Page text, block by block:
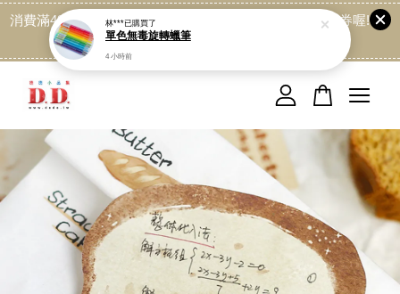
消費滿499免運喔, 記得加LINE:@dede168 領取專屬折扣券喔!
點我
您的購物車目前還是空的。
繼續購物